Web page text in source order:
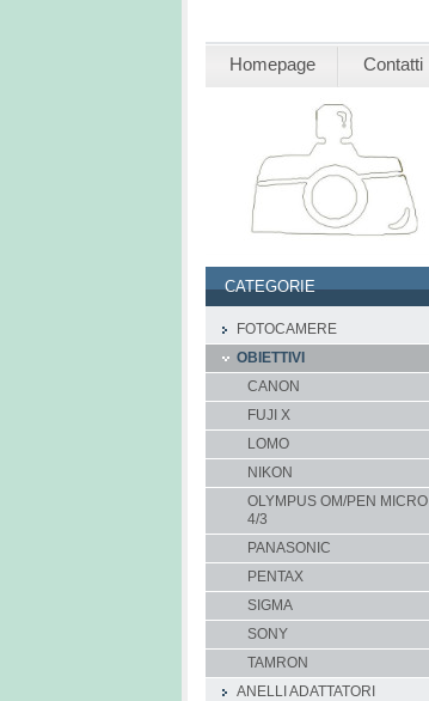
Homepage Contatti
CATEGORIE
FOTOCAMERE
OBIETTIVI
CANON
FUJI X
LOMO
NIKON
OLYMPUS OM/PEN MICRO
4/3
PANASONIC
PENTAX
SIGMA
SONY
TAMRON
ANELLI ADATTATORI